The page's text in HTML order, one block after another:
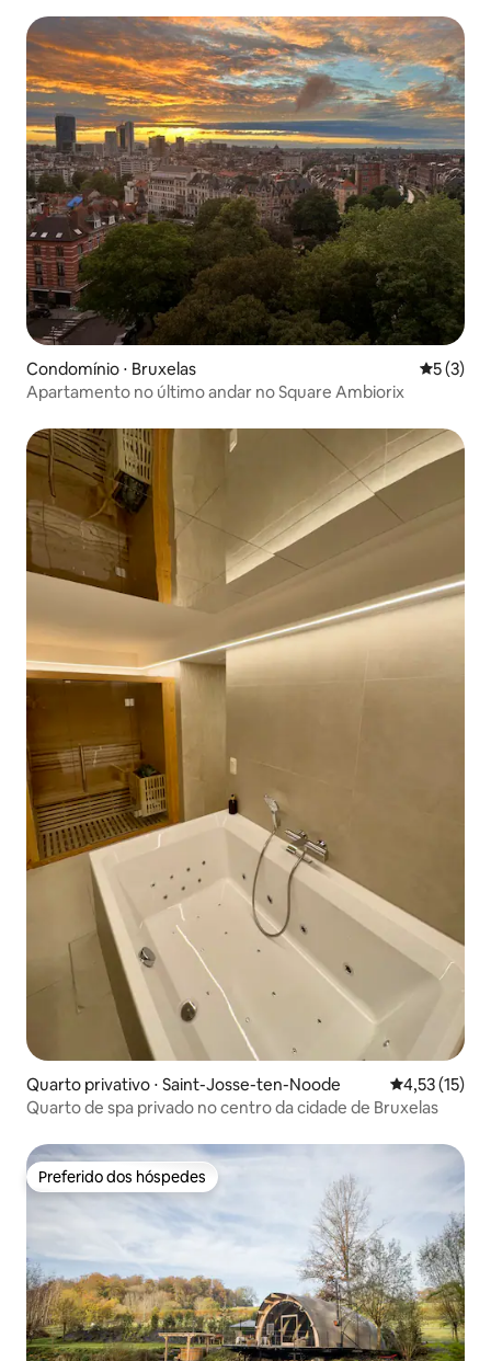
Condomínio ⋅ Bruxelas 5 de
5 (3)
Apartamento no último andar no Square Ambiorix
Quarto privativo ⋅ Saint-Josse-ten-Noode 4,53 de uma
4,53 (15)
Quarto de spa privado no centro da cidade de Bruxelas
Preferido dos hóspedes
Preferido dos hóspedes